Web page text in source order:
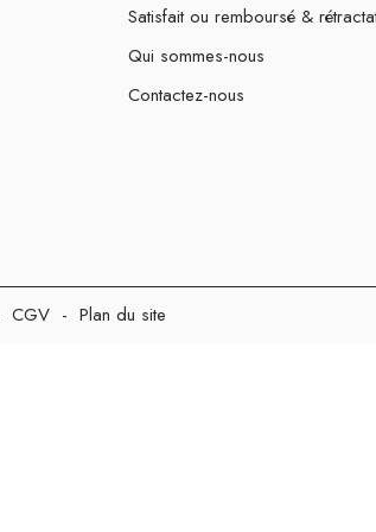
Satisfait ou remboursé &
Qui sommes-nous
Contactez-nous
CGV - Plan du site